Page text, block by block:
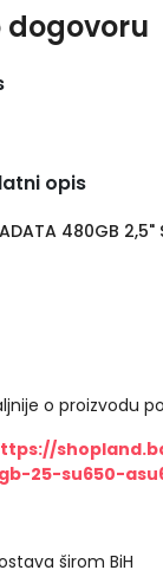
dogovoru
opis
ADATA 480GB
o proizvodu
25-su650-
širom BiH